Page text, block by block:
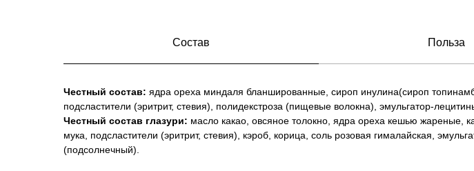
Состав Польза
Честный состав: ядра ореха миндаля бланшированные, сироп инулина(сироп
подсластители (эритрит, стевия), полидекстроза (пищевые волокна), эмульгатор-
Честный состав глазури: масло какао, овсяное толокно, ядра ореха кешью жареные,
мука, подсластители (эритрит, стевия), кэроб, корица, соль розовая гималайская,
(подсолнечный).